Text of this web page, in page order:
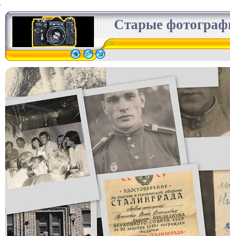
Старые